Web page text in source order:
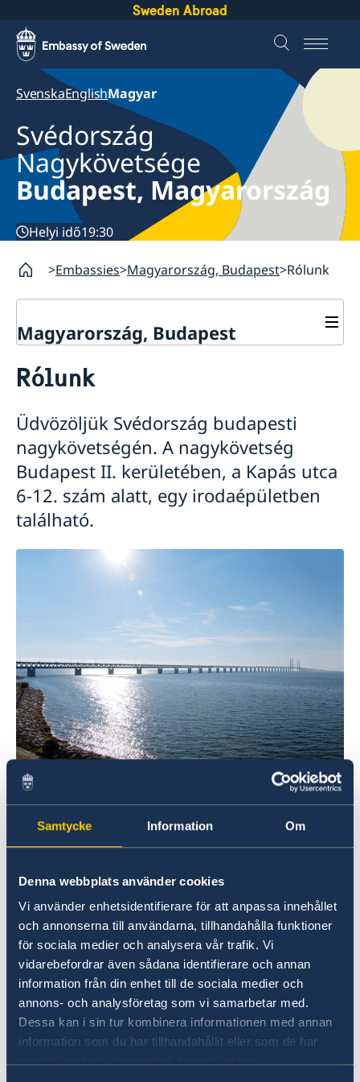
Samtycke Information Om
Denna webbplats använder cookies
Vi använder enhetsidentifierare för att anpassa innehållet
och annonserna till användarna, tillhandahålla funktioner
för sociala medier och analysera vår trafik. Vi
vidarebefordrar även sådana identifierare och annan
information från din enhet till de sociala medier och
annons- och analysföretag som vi samarbetar med.
Dessa kan i sin tur kombinera informationen med annan
information som du har tillhandahållit eller som de har
Sweden Abroad
SvenskaEnglishMagyar
Svédország
Nagykövetsége
Budapest, Magyarország
Helyi idő19:30
Embassies Magyarország, Budapest Rólunk
Magyarország, Budapest
Rólunk
Rólunk
Üdvözöljük Svédország budapesti
nagykövetségén. A nagykövetség
Budapest II. kerületében, a Kapás utca
6-12. szám alatt, egy irodaépületben
található.
The Öresund Bridge. Credits: Silvia
Man/imagebank.sweden.se
A nagykövetség legfőbb feladata, hogy
képviselje Svédországot és kormányát
hogy előmozdítsa a svéd érdekeket.
Ennek érdekében folyamatos, szoros
párbeszédet tartunk fenn a magyar és a szlovén
kormány képviselőivel, valamint a két ország
társadalmi életének szereplőivel: többek között
vállalatokkal, a kulturális- és médiaszektor
szereplőivel, továbbá számos civilszervezettel. E
párbeszéd a bilaterális jelentőségű kérdések
mellett regionális, európai uniós és globális